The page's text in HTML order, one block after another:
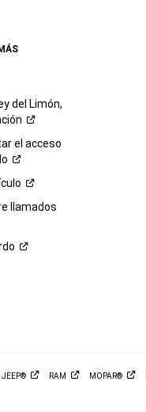
del Limón,
el acceso
llamados
JEEP® RAM MOPAR®